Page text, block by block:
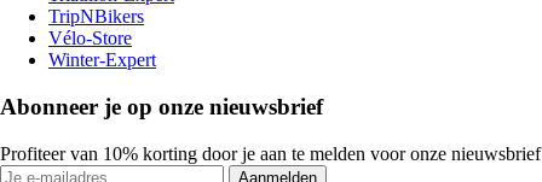
TripNBikers
Vélo-Store
Winter-Expert
Abonneer je op onze nieuwsbrief
Profiteer van 10% korting door je aan te melden voor onze nieuwsbrief
Aanmelden